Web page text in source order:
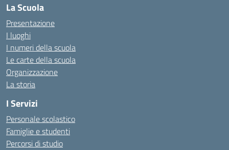
La Scuola
Presentazione
I luoghi
I numeri della scuola
Le carte della scuola
Organizzazione
La storia
I Servizi
Personale scolastico
Famiglie e studenti
Percorsi di studio